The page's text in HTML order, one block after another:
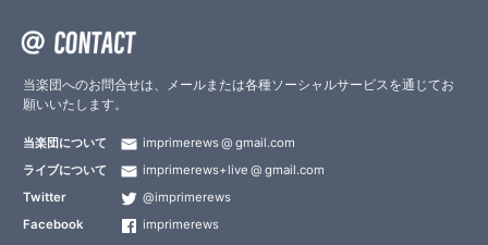
当楽団へのお問合せは、メールまたは各種ソーシャルサービスを通じてお
願いいたします。
当楽団について imprimerews
gmail.com
ライブについて
imprimerews+live
gmail.com
Twitter
@imprimerews
Facebook
imprimerews